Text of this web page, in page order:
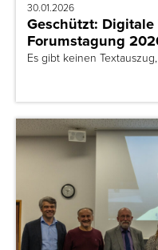
30.01.2026
Geschützt:
Forumstagung
Es gibt keinen